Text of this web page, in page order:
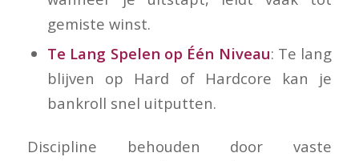
gemiste winst.
Te Lang Spelen op Één Niveau: Te lang
blijven op Hard of Hardcore kan je
bankroll snel uitputten.
Discipline behouden door vaste